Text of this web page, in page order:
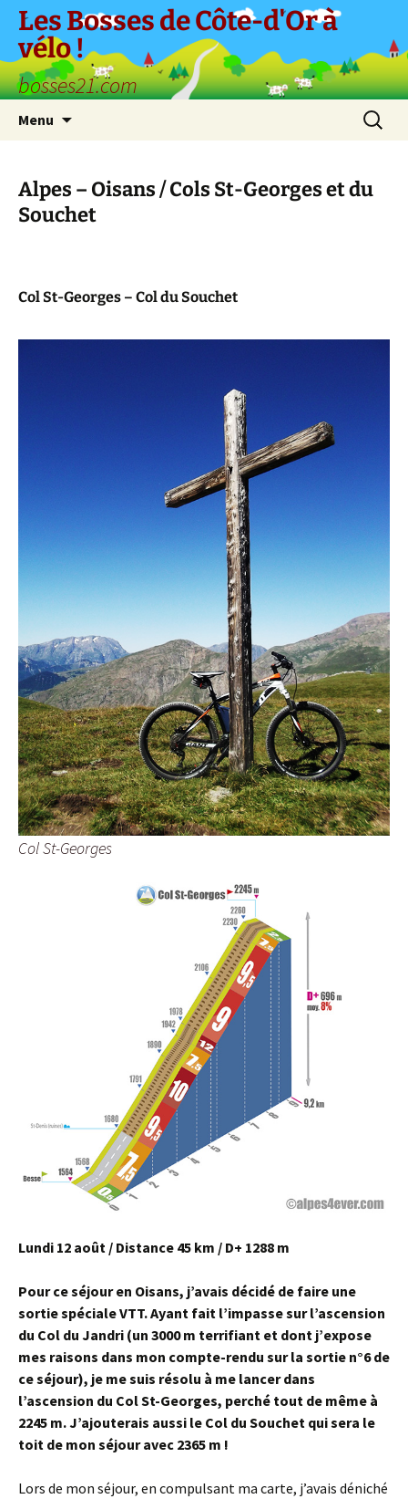
Aller
contenu
Les Bosses de Côte-d'Or à
vélo !
bosses21.com
Menu
Alpes – Oisans / Cols St-Georges et du
Souchet
Col St-Georges – Col du Souchet
Col St-Georges
Lundi 12 août / Distance 45 km / D+ 1288 m
Pour ce séjour en Oisans, j’avais décidé de faire une
sortie spéciale VTT. Ayant fait l’impasse sur l’ascension
du Col du Jandri (un 3000 m terrifiant et dont j’expose
mes raisons dans mon compte-rendu sur la sortie n°6 de
ce séjour), je me suis résolu à me lancer dans
l’ascension du Col St-Georges, perché tout de même à
2245 m. J’ajouterais aussi le Col du Souchet qui sera le
toit de mon séjour avec 2365 m !
Lors de mon séjour, en compulsant ma carte, j’avais déniché